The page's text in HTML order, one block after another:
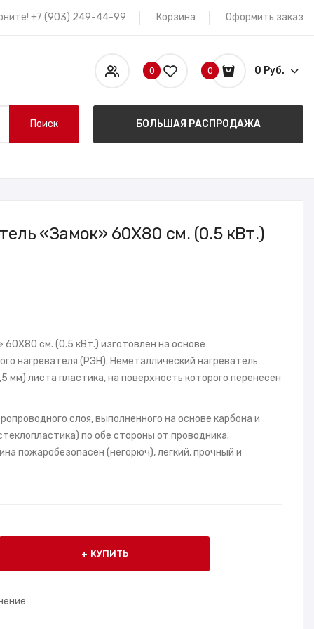
+7 (903) 249-44-99 Корзина Оформить заказ
0 0 0 Руб.
Поиск БОЛЬШАЯ РАСПРОДАЖА
«Замок» 60X80 см. (0.5 кВт.)
60X80 см. (0.5 кВт.) изготовлен на основе
нагревателя (РЭН). Неметаллический нагреватель
мм) листа пластика, на поверхность которого перенесен
слоя, выполненного на основе карбона и
по обе стороны от проводника.
пожаробезопасен (негорюч), легкий, прочный и
КУПИТЬ